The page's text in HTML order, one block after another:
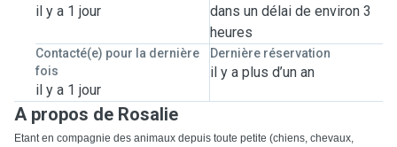
il y a 1 jour
dans un délai de environ 3
heures
Contacté(e) pour la dernière
fois
il y a 1 jour
Dernière réservation
il y a plus d’un an
A propos de Rosalie
Etant en compagnie des animaux depuis toute petite (chiens, chevaux,